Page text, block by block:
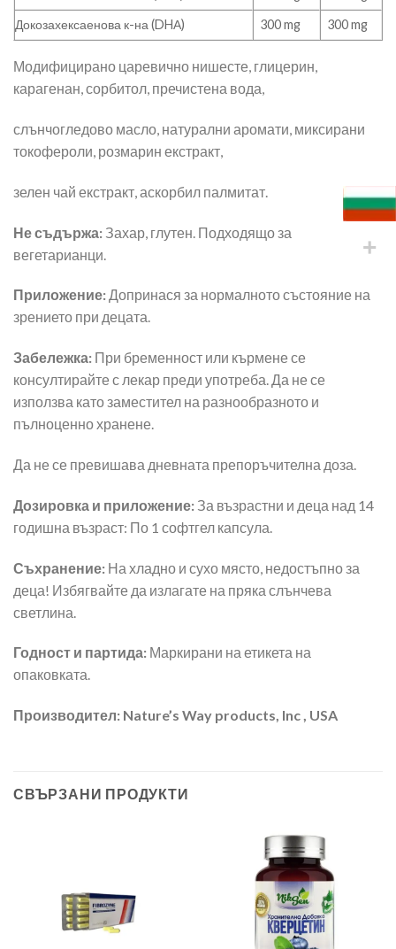
Докозахексаенова к-на (DHА)
300 mg 300 mg
Модифицирано царевично нишесте, глицерин,
карагенан, сорбитол, пречистена вода,
слънчогледово масло, натурални аромати, миксирани
токофероли, розмарин екстракт,
зелен чай екстракт, аскорбил палмитат.
Не съдържа: Захар, глутен. Подходящо за
вегетарианци.
Приложение:Допринася за нормалното състояние на
зрението при децата.
Забележка: При бременност или кърмене се
консултирайте с лекар преди употреба. Да не се
използва като заместител на разнообразното и
пълноценно хранене.
Да не се превишава дневната препоръчителна доза.
Дозировка и приложение: За възрастни и деца над 14
годишна възраст: По 1 софтгел капсула.
Съхранение: На хладно и сухо място, недостъпно за
деца! Избягвайте да излагате на пряка слънчева
светлина.
Годност и партида: Маркирани на етикета на
опаковката.
Производител: Nature’s Way products, Inc , USA
СВЪРЗАНИ ПРОДУКТИ